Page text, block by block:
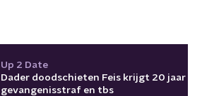
Up 2 Date
Dader doodschieten Feis krijgt 20 jaar
gevangenisstraf en tbs